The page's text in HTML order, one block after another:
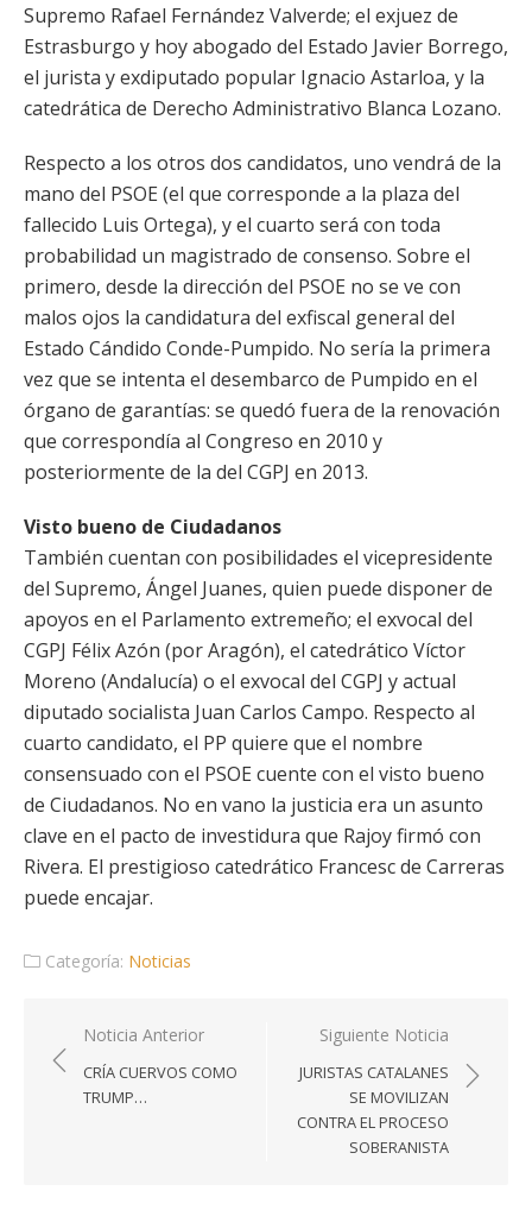
Supremo Rafael Fernández Valverde; el exjuez de
Estrasburgo y hoy abogado del Estado Javier Borrego,
el jurista y exdiputado popular Ignacio Astarloa, y la
catedrática de Derecho Administrativo Blanca Lozano.
Respecto a los otros dos candidatos, uno vendrá de la
mano del PSOE (el que corresponde a la plaza del
fallecido Luis Ortega), y el cuarto será con toda
probabilidad un magistrado de consenso. Sobre el
primero, desde la dirección del PSOE no se ve con
malos ojos la candidatura del exfiscal general del
Estado Cándido Conde-Pumpido. No sería la primera
vez que se intenta el desembarco de Pumpido en el
órgano de garantías: se quedó fuera de la renovación
que correspondía al Congreso en 2010 y
posteriormente de la del CGPJ en 2013.
Visto bueno de Ciudadanos
También cuentan con posibilidades el vicepresidente
del Supremo, Ángel Juanes, quien puede disponer de
apoyos en el Parlamento extremeño; el exvocal del
CGPJ Félix Azón (por Aragón), el catedrático Víctor
Moreno (Andalucía) o el exvocal del CGPJ y actual
diputado socialista Juan Carlos Campo. Respecto al
cuarto candidato, el PP quiere que el nombre
consensuado con el PSOE cuente con el visto bueno
de Ciudadanos. No en vano la justicia era un asunto
clave en el pacto de investidura que Rajoy firmó con
Rivera. El prestigioso catedrático Francesc de Carreras
puede encajar.
Categoría: Noticias
Navegación
de
entradas
Noticia Anterior
CRÍA CUERVOS COMO
TRUMP…
Siguiente Noticia
JURISTAS CATALANES
SE MOVILIZAN
CONTRA EL PROCESO
SOBERANISTA